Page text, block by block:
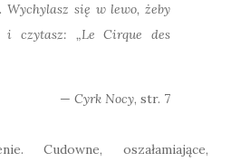
się w lewo, żeby
i czytasz: „Le Cirque des
Cyrk Nocy, str. 7
Cudowne, oszałamiające,